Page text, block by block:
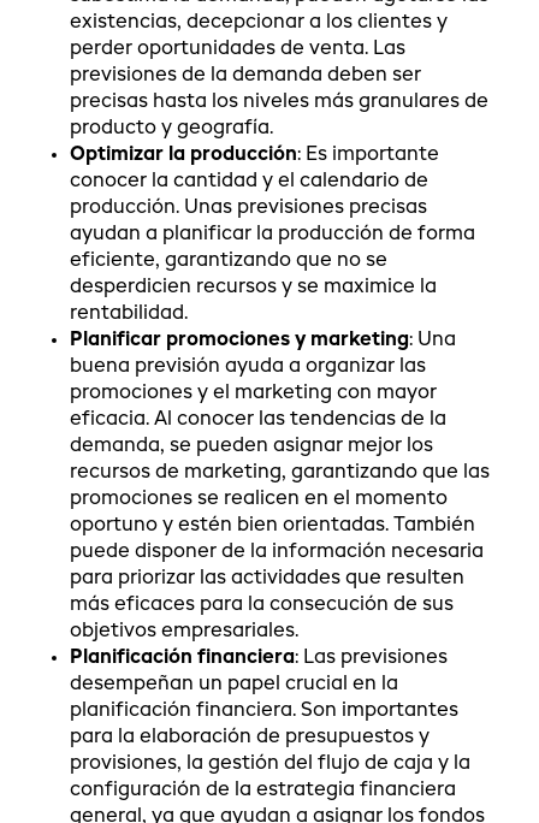
existencias, decepcionar a los clientes y
perder oportunidades de venta. Las
previsiones de la demanda deben ser
precisas hasta los niveles más granulares de
producto y geografía.
Optimizar la producción: Es importante
conocer la cantidad y el calendario de
producción. Unas previsiones precisas
ayudan a planificar la producción de forma
eficiente, garantizando que no se
desperdicien recursos y se maximice la
rentabilidad.
Planificar promociones y marketing: Una
buena previsión ayuda a organizar las
promociones y el marketing con mayor
eficacia. Al conocer las tendencias de la
demanda, se pueden asignar mejor los
recursos de marketing, garantizando que las
promociones se realicen en el momento
oportuno y estén bien orientadas. También
puede disponer de la información necesaria
para priorizar las actividades que resulten
más eficaces para la consecución de sus
objetivos empresariales.
Planificación financiera: Las previsiones
desempeñan un papel crucial en la
planificación financiera. Son importantes
para la elaboración de presupuestos y
provisiones, la gestión del flujo de caja y la
configuración de la estrategia financiera
general, ya que ayudan a asignar los fondos